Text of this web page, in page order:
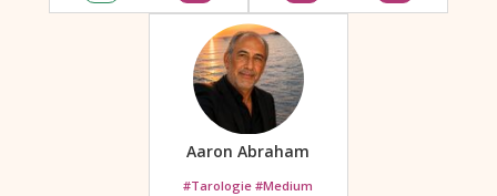
Aaron Abraham
#Tarologie #Medium